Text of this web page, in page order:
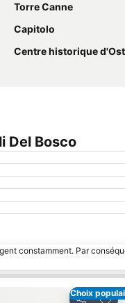
Torre Canne
Capitolo
Centre historique
Del Bosco
constamment. Par
Choix